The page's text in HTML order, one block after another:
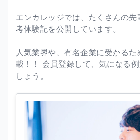
エンカレッジでは、たくさんの先
考体験記を公開しています。
人気業界や、有名企業に受かるた
載！！ 会員登録して、気になる
しょう。